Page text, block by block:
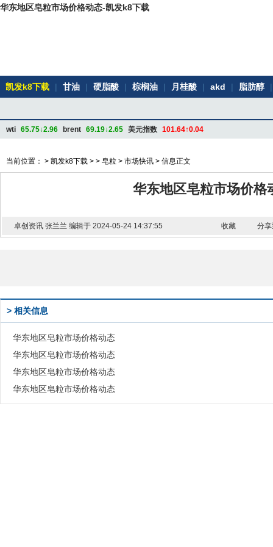
华东地区皂粒市场价格动态-凯发k8下载
凯发k8下载 | 甘油 | 硬脂酸 | 棕榈油 | 月桂酸 | akd | 脂肪醇 |
wti 65.75↓2.96 brent 69.19↓2.65 美元指数 101.64↑0.04
当前位置： > 凯发k8下载 > > 皂粒 > 市场快讯 > 信息正文
华东地区皂粒市场价格
卓创资讯 张兰兰 编辑于 2024-05-24 14:37:55 分
收藏
> 相关信息
华东地区皂粒市场价格动态
华东地区皂粒市场价格动态
华东地区皂粒市场价格动态
华东地区皂粒市场价格动态